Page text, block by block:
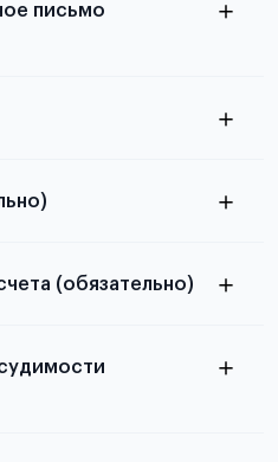
письмо
(обязательно)
требуемой сумме,
и валюте